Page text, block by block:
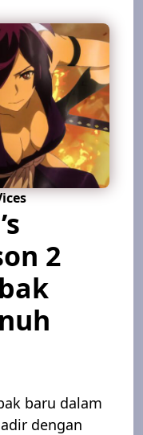
2
baru dalam
dengan